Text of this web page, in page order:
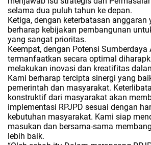
selama dua puluh tahun ke depan.
Ketiga, dengan keterbatasan anggaran
berharap kebijakan pembangunan
yang sangat prioritas.
Keempat, dengan Potensi
termanfaatkan secara optimal
melakukan inovasi dan kreatifitas
Kami berharap tercipta sinergi yang
pemerintah dan masyarakat.
konstruktif dari masyarakat akan
implementasi RPJPD sesuai dengan
kebutuhan masyarakat. Kami siap
masukan dan bersama-sama
lebih baik.